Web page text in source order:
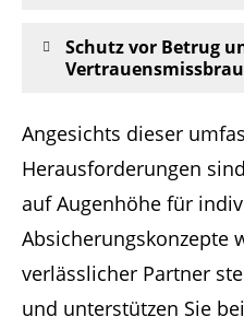
Schutz vor Betrug
Angesichts dieser
Herausforderungen
auf Augenhöhe für
Absicherungskonzepte
verlässlicher Partner
und unterstützen Sie